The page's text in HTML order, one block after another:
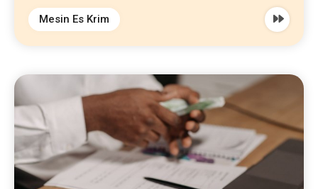
Mesin Es Krim